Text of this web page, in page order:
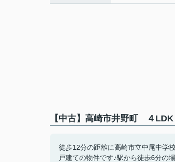
【中古】高崎市井野町 ４
徒歩12分の距離に高崎市立中尾中学
戸建ての物件です♪駅から徒歩6分の